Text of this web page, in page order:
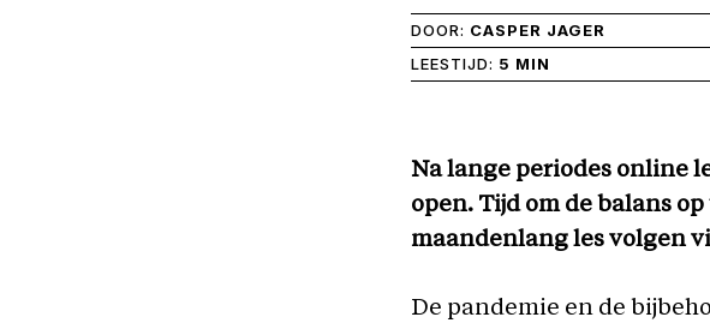
DOOR: CASPER JAGER
LEESTIJD: 5 MIN
Na lange periodes online
open. Tijd om de balans
maandenlang les volgen
De pandemie en de